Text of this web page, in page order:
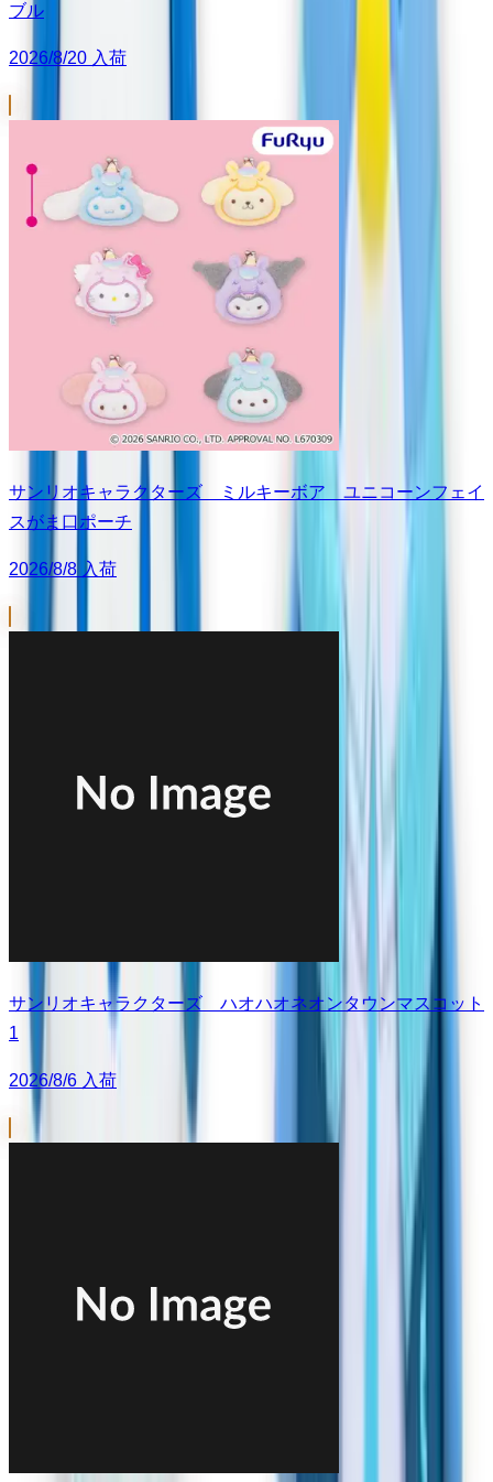
ブル
2026/8/20 入荷
サンリオキャラクターズ ミルキーボア ユニコーンフェイ
スがま口ポーチ
2026/8/8 入荷
サンリオキャラクターズ ハオハオネオンタウンマスコット
1
2026/8/6 入荷